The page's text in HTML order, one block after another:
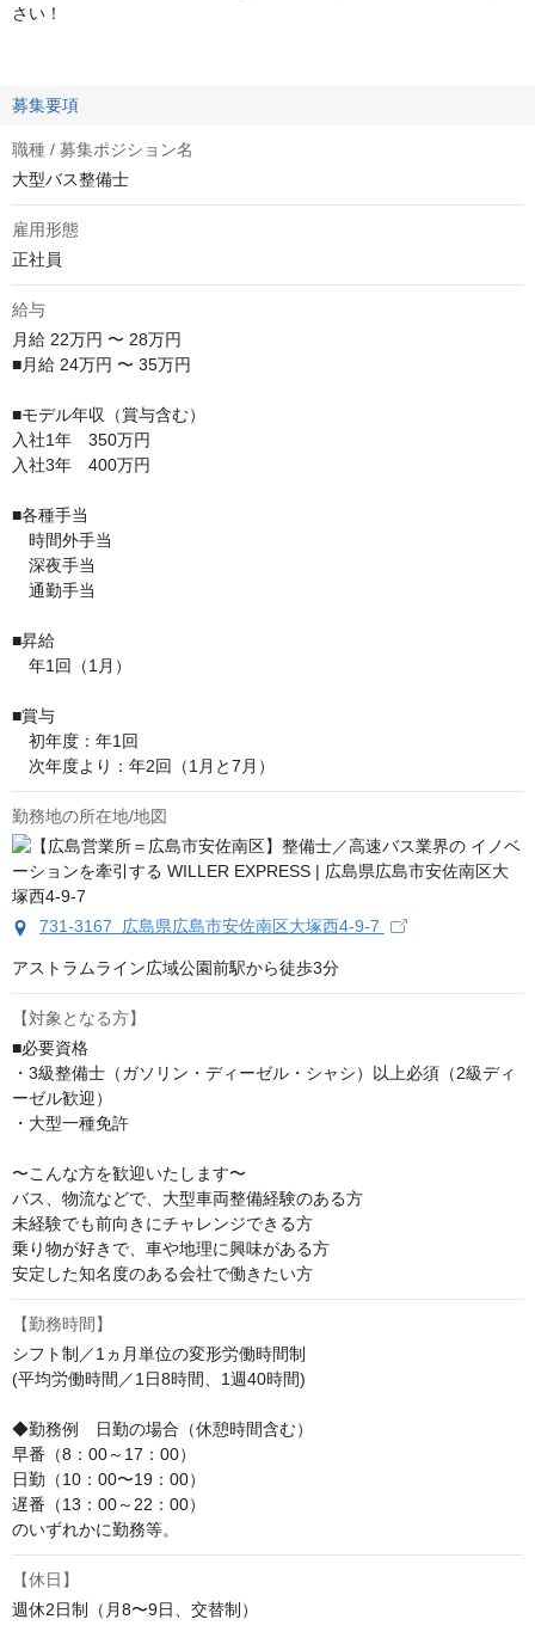
さい！
募集要項
職種 / 募集ポジション名
大型バス整備士
雇用形態
正社員
給与
月給 22万円 〜 28万円
■月給 24万円 〜 35万円
■モデル年収（賞与含む）
入社1年　350万円
入社3年　400万円
■各種手当
時間外手当
深夜手当
通勤手当
■昇給
年1回（1月）
■賞与
初年度：年1回
次年度より：年2回（1月と7月）
勤務地の所在地/地図
731-3167 広島県広島市安佐南区大塚西4-9-7
アストラムライン広域公園前駅から徒歩3分
【対象となる方】
■必要資格
・3級整備士（ガソリン・ディーゼル・シャシ）以上必須（2級ディ
ーゼル歓迎）
・大型一種免許
〜こんな⽅を歓迎いたします〜
バス、物流などで、大型車両整備経験のある方
未経験でも前向きにチャレンジできる⽅
乗り物が好きで、⾞や地理に興味がある⽅
安定した知名度のある会社で働きたい⽅
【勤務時間】
シフト制／1ヵ⽉単位の変形労働時間制
(平均労働時間／1⽇8時間、1週40時間)
◆勤務例　⽇勤の場合（休憩時間含む）
早番（8：00～17：00）
日勤（10：00〜19：00）
遅番（13：00～22：00）
のいずれかに勤務等。
【休日】
週休2⽇制（⽉8〜9⽇、交替制）